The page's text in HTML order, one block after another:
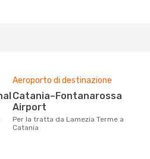
Aeroporto di destinazione
Catania–Fontanarossa
Airport
Per la tratta da Lamezia Terme a
Catania